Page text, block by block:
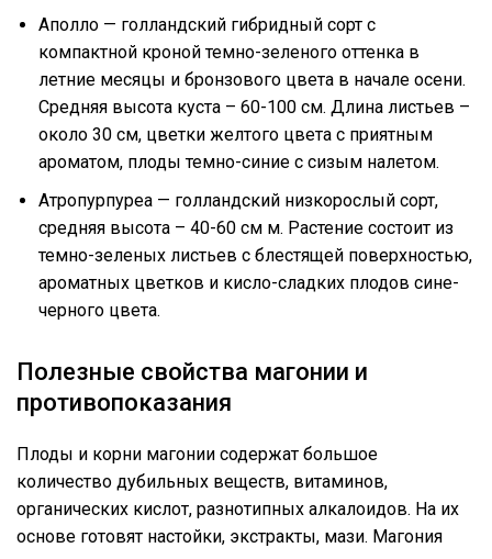
Аполло — голландский гибридный сорт с
компактной кроной темно-зеленого оттенка в
летние месяцы и бронзового цвета в начале осени.
Средняя высота куста – 60-100 см. Длина листьев –
около 30 см, цветки желтого цвета с приятным
ароматом, плоды темно-синие с сизым налетом.
Атропурпуреа — голландский низкорослый сорт,
средняя высота – 40-60 см м. Растение состоит из
темно-зеленых листьев с блестящей поверхностью,
ароматных цветков и кисло-сладких плодов сине-
черного цвета.
Полезные свойства магонии и
противопоказания
Плоды и корни магонии содержат большое
количество дубильных веществ, витаминов,
органических кислот, разнотипных алкалоидов. На их
основе готовят настойки, экстракты, мази. Магония